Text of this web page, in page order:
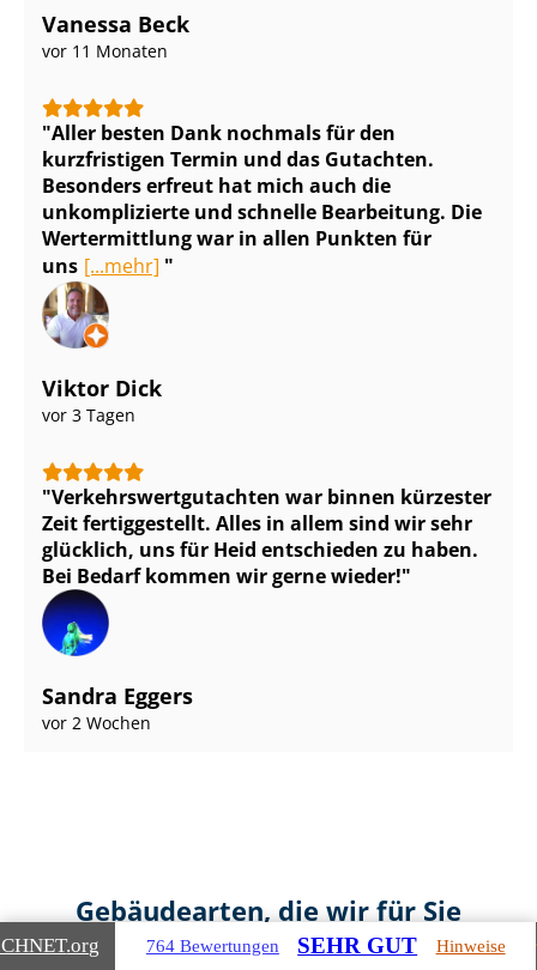
Vanessa Beck
vor 11 Monaten
Aller besten Dank nochmals für den
kurzfristigen Termin und das Gutachten.
Besonders erfreut hat mich auch die
unkomplizierte und schnelle Bearbeitung. Die
Wertermittlung war in allen Punkten für
uns [...mehr]
Viktor Dick
vor 3 Tagen
Ver­kehrs­wert­gut­ach­ten war binnen kürzester
Zeit fertiggestellt. Alles in allem sind wir sehr
glücklich, uns für Heid entschieden zu haben.
Bei Bedarf kommen wir gerne wieder!
Sandra Eggers
vor 2 Wochen
Gebäudearten, die wir für Sie
bewerten
.org 764 Bewertungen SEHR GUT Hinweise